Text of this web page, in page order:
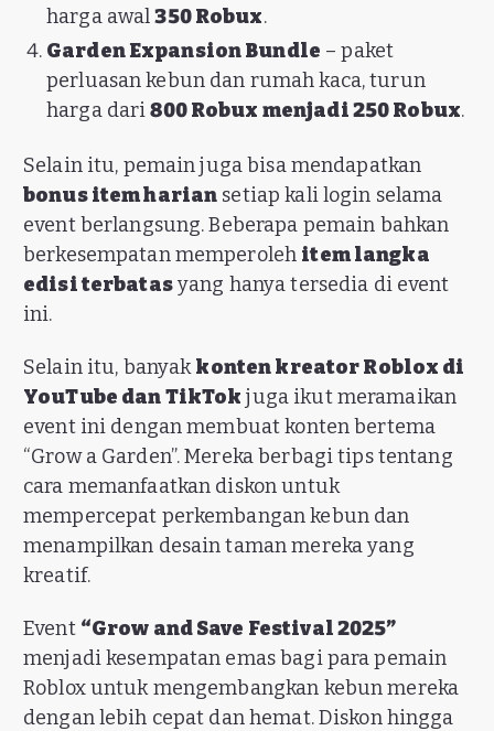
harga awal350 Robux.
Garden Expansion Bundle – paket
perluasan kebun dan rumah kaca, turun
harga dari800 Robux menjadi 250 Robux.
Selain itu, pemain juga bisa mendapatkan
bonus item harian setiap kali login selama
event berlangsung. Beberapa pemain bahkan
berkesempatan memperoleh item langka
edisi terbatasyang hanya tersedia di event
ini.
Selain itu, banyakkonten kreator Roblox di
YouTube dan TikTok juga ikut meramaikan
event ini dengan membuat konten bertema
“Grow a Garden”. Mereka berbagi tips tentang
cara memanfaatkan diskon untuk
mempercepat perkembangan kebun dan
menampilkan desain taman mereka yang
kreatif.
Event “Grow and Save Festival 2025”
menjadi kesempatan emas bagi para pemain
Roblox untuk mengembangkan kebun mereka
dengan lebih cepat dan hemat. Diskon hingga